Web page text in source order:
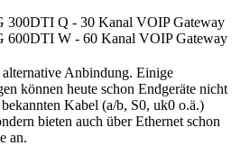
300DTI Q - 30 Kanal VOIP Gateway
600DTI W - 60 Kanal VOIP Gateway
alternative Anbindung. Einige
können heute schon Endgeräte nicht
Kabel (a/b, S0, uk0 o.ä.)
bieten auch über Ethernet schon
an.